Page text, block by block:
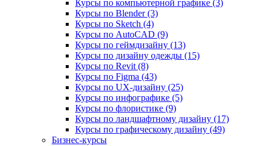
Курсы по компьютерной графике (3)
Курсы по Blender (3)
Курсы по Sketch (4)
Курсы по AutoCAD (9)
Курсы по геймдизайну (13)
Курсы по дизайну одежды (15)
Курсы по Revit (8)
Курсы по Figma (43)
Курсы по UX‑дизайну (25)
Курсы по инфографике (5)
Курсы по флористике (9)
Курсы по ландшафтному дизайну (17)
Курсы по графическому дизайну (49)
Бизнес-курсы